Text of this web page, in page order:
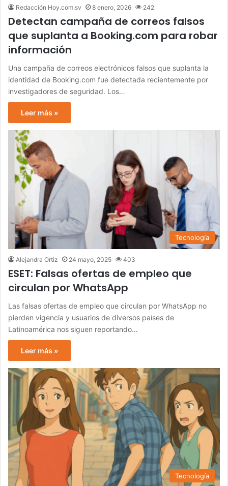
Redacción Hoy.com.sv 8 enero, 2026 242
Detectan campaña de correos falsos
que suplanta a Booking.com para robar
información
Una campaña de correos electrónicos falsos que suplanta la
identidad de Booking.com fue detectada recientemente por
investigadores de seguridad. Los…
Leer más »
Tecnología
Alejandra Ortiz 24 mayo, 2025 403
ESET: Falsas ofertas de empleo que
circulan por WhatsApp
Las falsas ofertas de empleo que circulan por WhatsApp no
pierden vigencia y usuarios de diversos países de
Latinoamérica nos siguen reportando…
Leer más »
Tecnología